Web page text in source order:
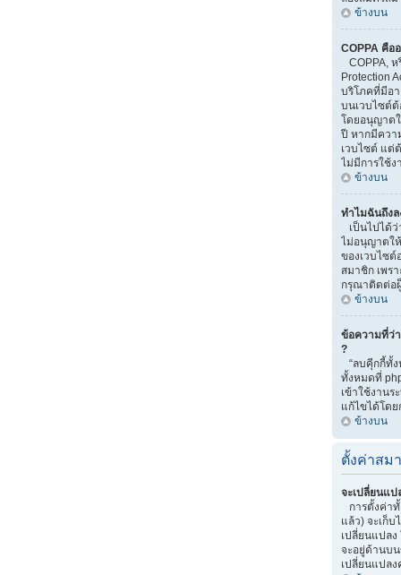
ข้างบน
COPPA คือ
COPPA, ห
Protection
บริโภคที่มีอา
บนเวบไซต์
โดยอนุญาต
ปี หากมีควา
เวบไซต์ แต่
ไม่มีการใช้
ข้างบน
ทำไมฉันถึงล
เป็นไปได้ว่
ไม่อนุญาตให้
ของเวบไซต์
สมาชิก เพร
กรุณาติดต่อ
ข้างบน
ข้อความที่ว่
?
“ลบคุีกกี้ทั้
ทั้งหมดที่
เข้าใช้งานร
แก้ไขได้โด
ข้างบน
ตั้งค่าสม
จะเปลี่ยนแป
การตั้งค่า
แล้ว) จะเก็บ
เปลี่ยนแปล
จะอยู่ด้านบ
เปลี่ยนแปลง